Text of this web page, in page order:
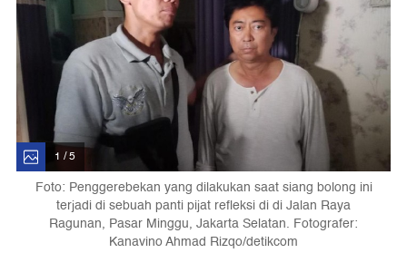
1 / 5
Foto: Penggerebekan yang dilakukan saat siang bolong ini
terjadi di sebuah panti pijat refleksi di di Jalan Raya
Ragunan, Pasar Minggu, Jakarta Selatan. Fotografer:
Kanavino Ahmad Rizqo/detikcom